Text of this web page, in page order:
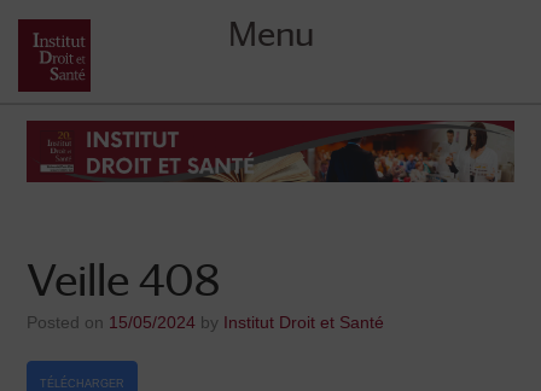
Menu
content
Veille 408
Posted on 15/05/2024 by Institut Droit et Santé
TÉLÉCHARGER